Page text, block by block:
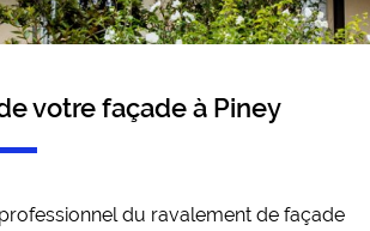
votre façade à Piney
du ravalement de façade